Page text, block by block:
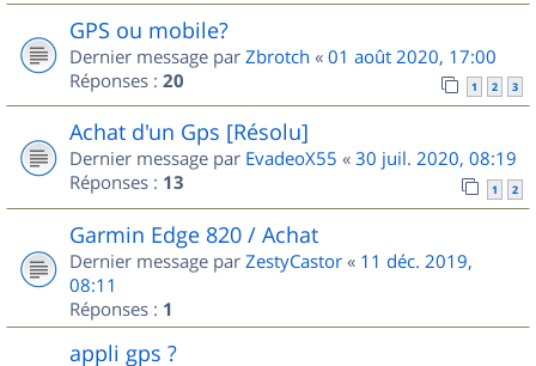
GPS ou mobile?
Dernier message par Zbrotch « 01 août 2020, 17:00
Réponses : 20 1 2 3
Achat d'un Gps [Résolu]
Dernier message par EvadeoX55 « 30 juil. 2020, 08:19
Réponses : 13 1 2
Garmin Edge 820 / Achat
Dernier message par ZestyCastor « 11 déc. 2019,
08:11
Réponses : 1
appli gps ?